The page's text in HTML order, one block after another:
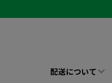
配送について